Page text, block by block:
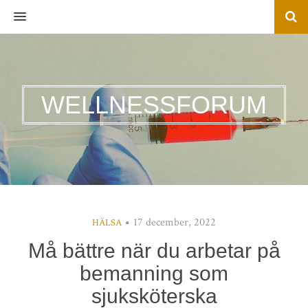
MENU
WELLNESSFORUM
HÄLSA 17 december, 2022
Må bättre när du arbetar på
bemanning som
sjuksköterska